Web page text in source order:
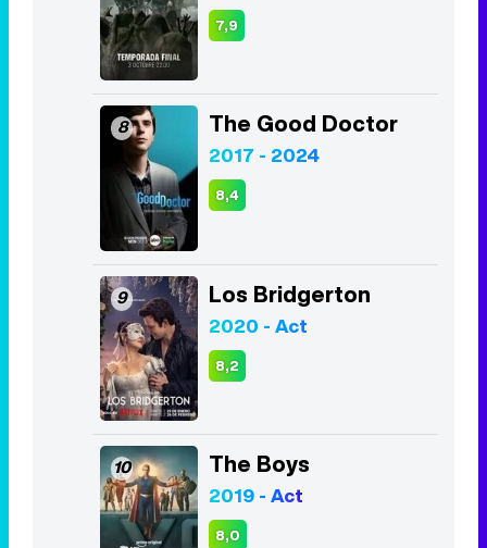
7,9
8 The Good Doctor
2017 - 2024
8,4
9 Los Bridgerton
2020 - Act
8,2
10 The Boys
2019 - Act
8,0